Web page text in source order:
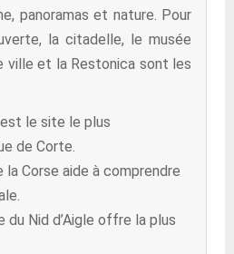
panoramas et nature. Pour
la citadelle, le musée
ville et la Restonica sont les
le site le plus
de Corte.
la Corse aide à comprendre
du Nid d’Aigle offre la plus